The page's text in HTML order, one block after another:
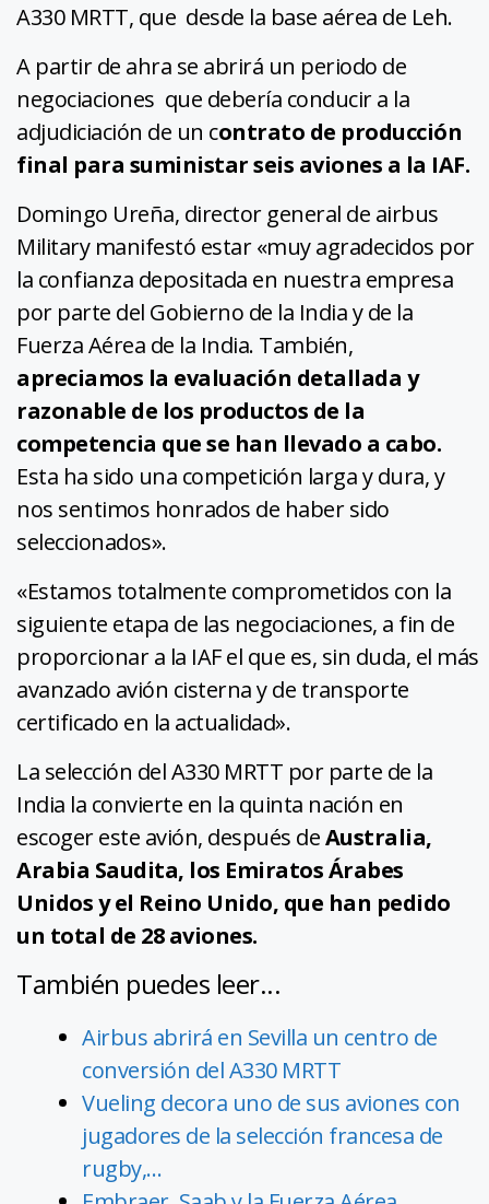
A330 MRTT, que desde la base aérea de Leh.
A partir de ahra se abrirá un periodo de
negociaciones que debería conducir a la
adjudiciación de un contrato de producción
final para suministar seis aviones a la IAF.
Domingo Ureña, director general de airbus
Military manifestó estar «muy agradecidos por
la confianza depositada en nuestra empresa
por parte del Gobierno de la India y de la
Fuerza Aérea de la India. También,
apreciamos la evaluación detallada y
razonable de los productos de la
competencia que se han llevado a cabo.
Esta ha sido una competición larga y dura, y
nos sentimos honrados de haber sido
seleccionados».
«Estamos totalmente comprometidos con la
siguiente etapa de las negociaciones, a fin de
proporcionar a la IAF el que es, sin duda, el más
avanzado avión cisterna y de transporte
certificado en la actualidad».
La selección del A330 MRTT por parte de la
India la convierte en la quinta nación en
escoger este avión, después deAustralia,
Arabia Saudita, los Emiratos Árabes
Unidos y el Reino Unido, que han pedido
un total de 28 aviones.
También puedes leer...
Airbus abrirá en Sevilla un centro de
conversión del A330 MRTT
Vueling decora uno de sus aviones con
jugadores de la selección francesa de
rugby,…